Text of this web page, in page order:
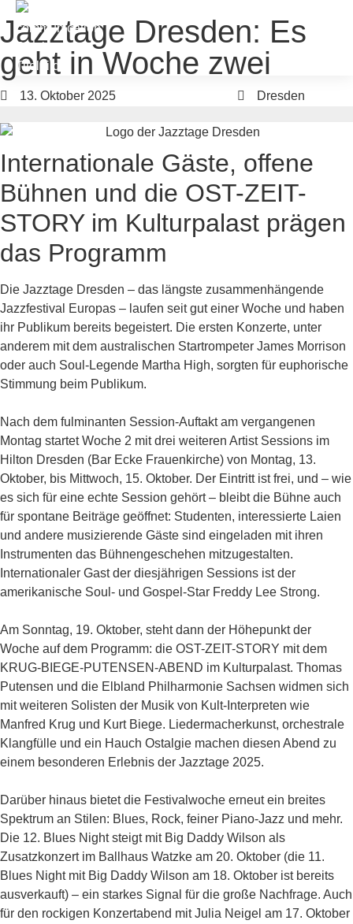
Jazztage Dresden: Es
geht in Woche zwei
13. Oktober 2025 Dresden
Internationale Gäste, offene
Bühnen und die OST-ZEIT-
STORY im Kulturpalast prägen
das Programm
Die Jazztage Dresden – das längste zusammenhängende
Jazzfestival Europas – laufen seit gut einer Woche und haben
ihr Publikum bereits begeistert. Die ersten Konzerte, unter
anderem mit dem australischen Startrompeter James Morrison
oder auch Soul-Legende Martha High, sorgten für euphorische
Stimmung beim Publikum.
Nach dem fulminanten Session-Auftakt am vergangenen
Montag startet Woche 2 mit drei weiteren Artist Sessions im
Hilton Dresden (Bar Ecke Frauenkirche) von Montag, 13.
Oktober, bis Mittwoch, 15. Oktober. Der Eintritt ist frei, und – wie
es sich für eine echte Session gehört – bleibt die Bühne auch
für spontane Beiträge geöffnet: Studenten, interessierte Laien
und andere musizierende Gäste sind eingeladen mit ihren
Instrumenten das Bühnengeschehen mitzugestalten.
Internationaler Gast der diesjährigen Sessions ist der
amerikanische Soul- und Gospel-Star Freddy Lee Strong.
Am Sonntag, 19. Oktober, steht dann der Höhepunkt der
Woche auf dem Programm: die OST-ZEIT-STORY mit dem
KRUG-BIEGE-PUTENSEN-ABEND im Kulturpalast. Thomas
Putensen und die Elbland Philharmonie Sachsen widmen sich
mit weiteren Solisten der Musik von Kult-Interpreten wie
Manfred Krug und Kurt Biege. Liedermacherkunst, orchestrale
Klangfülle und ein Hauch Ostalgie machen diesen Abend zu
einem besonderen Erlebnis der Jazztage 2025.
Darüber hinaus bietet die Festivalwoche erneut ein breites
Spektrum an Stilen: Blues, Rock, feiner Piano-Jazz und mehr.
Die 12. Blues Night steigt mit Big Daddy Wilson als
Zusatzkonzert im Ballhaus Watzke am 20. Oktober (die 11.
Blues Night mit Big Daddy Wilson am 18. Oktober ist bereits
ausverkauft) – ein starkes Signal für die große Nachfrage. Auch
für den rockigen Konzertabend mit Julia Neigel am 17. Oktober